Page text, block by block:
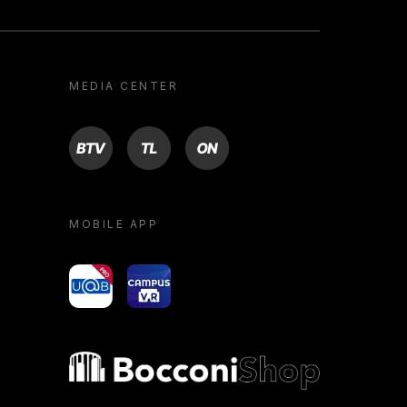
MEDIA CENTER
BTV TL ON
MOBILE APP
yoU@B Campus VR
Bocconi shop